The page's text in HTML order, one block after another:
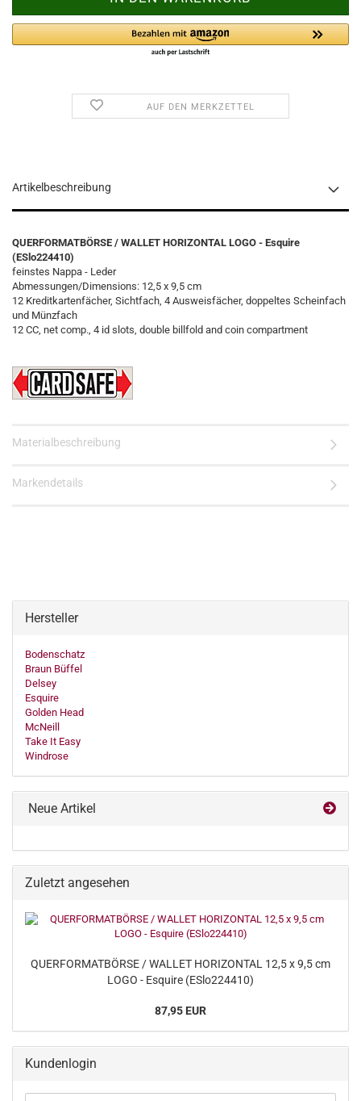
AUF DEN MERKZETTEL
Artikelbeschreibung
QUERFORMATBÖRSE / WALLET HORIZONTAL LOGO - Esquire
(ESlo224410)
feinstes Nappa - Leder
Abmessungen/Dimensions: 12,5 x 9,5 cm
12 Kreditkartenfächer, Sichtfach, 4 Ausweisfächer, doppeltes Scheinfach
und Münzfach
12 CC, net comp., 4 id slots, double billfold and coin compartment
Materialbeschreibung
Markendetails
Hersteller
Bodenschatz
Braun Büffel
Delsey
Esquire
Golden Head
McNeill
Take It Easy
Windrose
Neue Artikel
Zuletzt angesehen
QUERFORMATBÖRSE / WALLET HORIZONTAL 12,5 x 9,5 cm
LOGO - Esquire (ESlo224410)
87,95 EUR
Kundenlogin